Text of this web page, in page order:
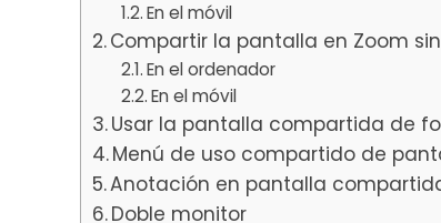
En el móvil
Compartir la pantalla en Zoom
En el ordenador
En el móvil
Usar la pantalla compartida de
Menú de uso compartido de
Anotación en pantalla
Doble monitor